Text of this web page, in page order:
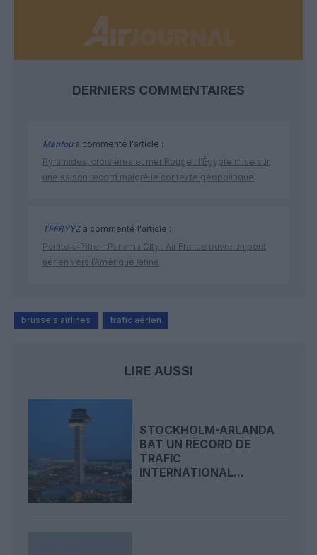
DERNIERS COMMENTAIRES
Manfoua commenté l'article :
Pyramides, croisières et mer Rouge : l’Égypte mise sur
une saison record malgré le contexte géopolitique
TFFRYYZa commenté l'article :
Pointe‑à‑Pitre – Panama City : Air France ouvre un pont
aérien vers l’Amérique latine
brussels airlines trafic aérien
LIRE AUSSI
STOCKHOLM-ARLANDA
BAT UN RECORD DE
TRAFIC
INTERNATIONAL...